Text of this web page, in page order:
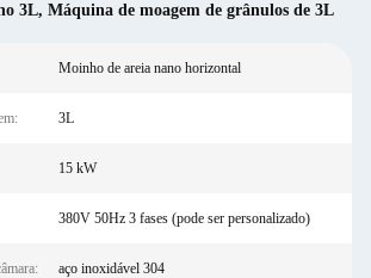
3L, Máquina de moagem de grânulos de 3L
Moinho de areia nano horizontal
3L
15 kW
380V 50Hz 3 fases (pode ser personalizado)
aço inoxidável 304